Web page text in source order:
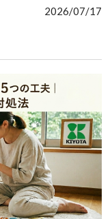
2026/07/17